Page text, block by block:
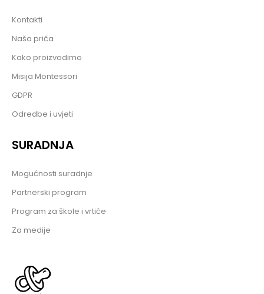
Kontakti
Naša priča
Kako proizvodimo
Misija Montessori
GDPR
Odredbe i uvjeti
SURADNJA
Mogućnosti suradnje
Partnerski program
Program za škole i vrtiće
Za medije